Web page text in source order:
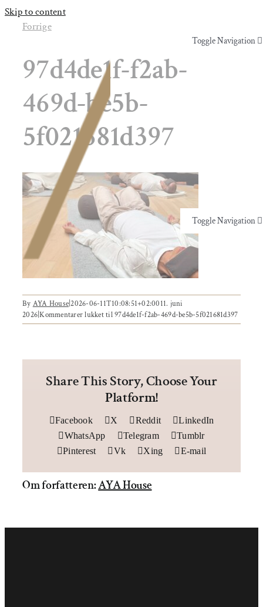
Skip to content
Toggle Navigation
Yoga & Bevægelse
Behandling
Events
Om AYA House
Toggle Navigation
Yoga & Bevægelse
Behandling
Uddannelser & kurser
Lokaler
Om AYA House
Forrige
97d4de1f-f2ab-
469d-be5b-
5f021681d397
By AYA House|2026-06-11T10:08:51+02:0011. juni
2026|Kommentarer lukkettil 97d4de1f-f2ab-469d-be5b-5f021681d397
Share This Story, Choose Your
Platform!
Facebook X Reddit
LinkedIn
WhatsApp
Telegram
Tumblr
Pinterest
Vk Xing E-mail
Om forfatteren:AYA House